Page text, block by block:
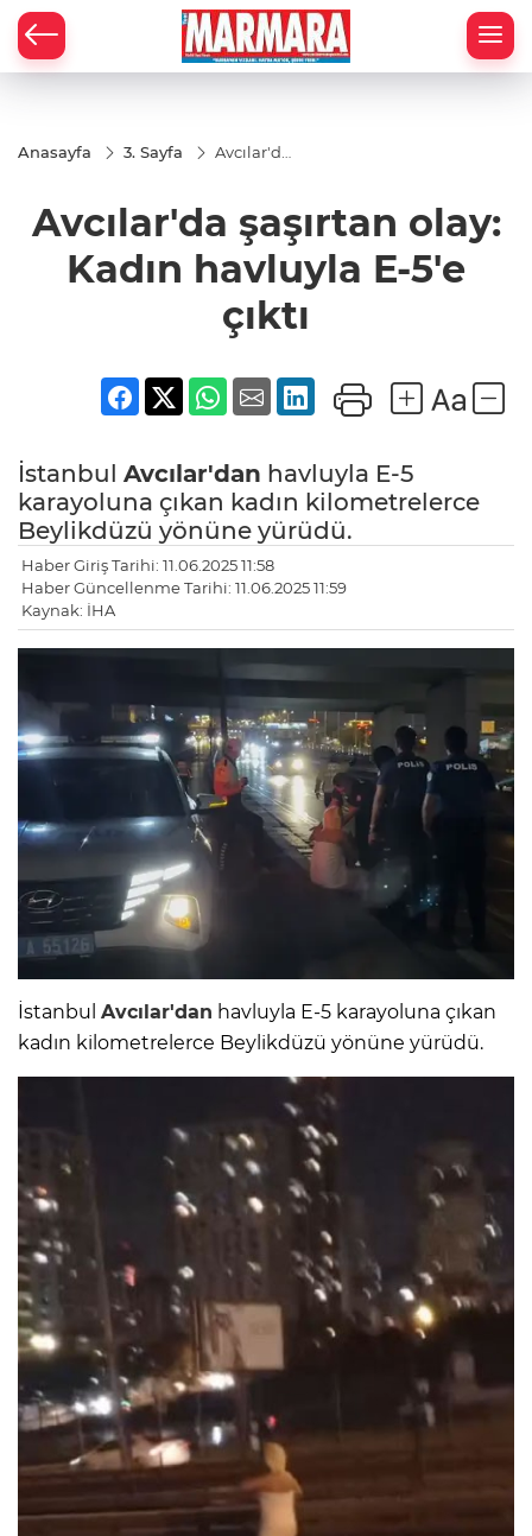
Anasayfa 3. Sayfa
Avcılar'da
havluyla
E-5'e çıktı
Avcılar'da şaşırtan olay:
Kadın havluyla E-5'e
çıktı
İstanbul Avcılar'dan havluyla E-5
karayoluna çıkan kadın kilometrelerce
Beylikdüzü yönüne yürüdü.
Haber Giriş Tarihi: 11.06.2025 11:58
Haber Güncellenme Tarihi: 11.06.2025 11:59
Kaynak: İHA
İstanbul Avcılar'dan havluyla E-5 karayoluna çıkan
kadın kilometrelerce Beylikdüzü yönüne yürüdü.